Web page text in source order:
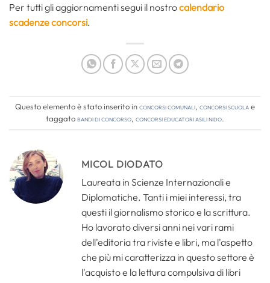
Per tutti gli aggiornamenti segui il nostrocalendario
scadenze concorsi.
Questo elemento è stato inserito inConcorsi comunali, Concorsi Scuolae
taggatobandi di concorso, concorsi educatori asili nido.
MICOL DIODATO
Laureata in Scienze Internazionali e
Diplomatiche. Tanti i miei interessi, tra
questi il giornalismo storico e la scrittura.
Ho lavorato diversi anni nei vari rami
dell'editoria tra riviste e libri, ma l'aspetto
che più mi caratterizza in questo settore è
l'acquisto e la lettura compulsiva di libri